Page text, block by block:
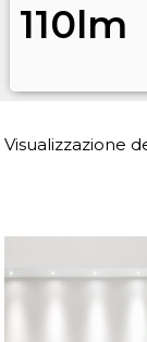
110lm
Visualizzazione